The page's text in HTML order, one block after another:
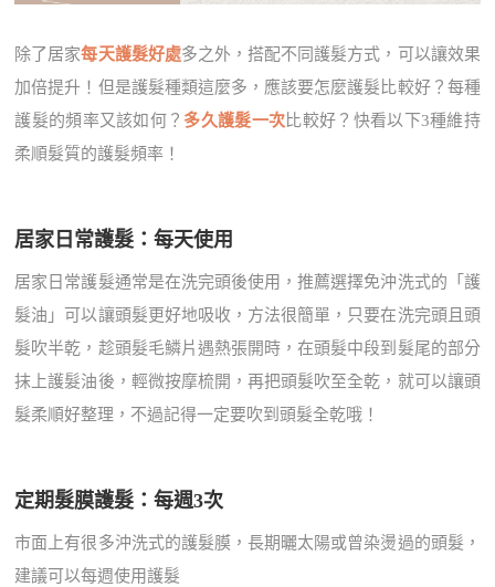
除了居家每天護髮好處多之外，搭配不同護髮方式，可以讓效果
加倍提升！但是護髮種類這麼多，應該要怎麼護髮比較好？每種
護髮的頻率又該如何？ 多久護髮一次比較好？快看以下3種維持
柔順髮質的護髮頻率！
居家日常護髮：每天使用
居家日常護髮通常是在洗完頭後使用，推薦選擇免沖洗式的「護
髮油」可以讓頭髮更好地吸收，方法很簡單，只要在洗完頭且頭
髮吹半乾，趁頭髮毛鱗片遇熱張開時，在頭髮中段到髮尾的部分
抹上護髮油後，輕微按摩梳開，再把頭髮吹至全乾，就可以讓頭
髮柔順好整理，不過記得一定要吹到頭髮全乾哦！
定期髮膜護髮：每週3次
市面上有很多沖洗式的護髮膜，長期曬太陽或曾染燙過的頭髮，
建議可以每週使用護髮